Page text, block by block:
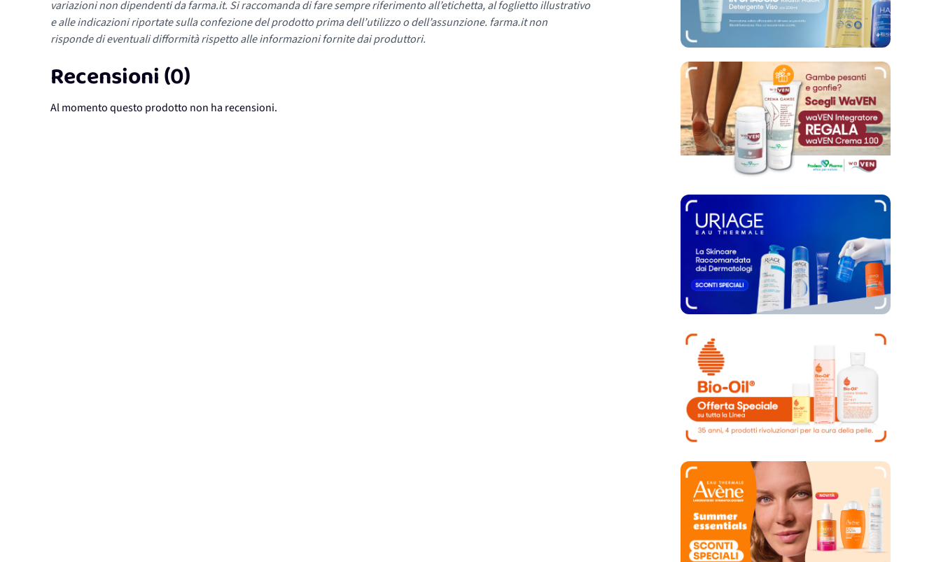
variazioni non dipendenti da farma.it. Si raccomanda di fare sempre riferimento all’etichetta, al foglietto illustrativo
e alle indicazioni riportate sulla confezione del prodotto prima dell’utilizzo o dell’assunzione. farma.it non
risponde di eventuali difformità rispetto alle informazioni fornite dai produttori.
Recensioni (0)
Al momento questo prodotto non ha recensioni.